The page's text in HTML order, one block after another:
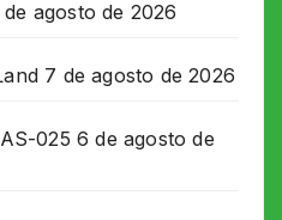
de agosto de 2026
7 de agosto de 2026
025 6 de agosto de